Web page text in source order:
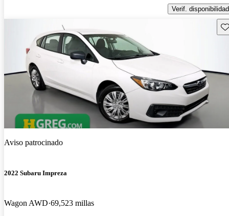
Verif. disponibilidad
Aviso patrocinado
2022 Subaru Impreza
Wagon AWD 69,523 millas